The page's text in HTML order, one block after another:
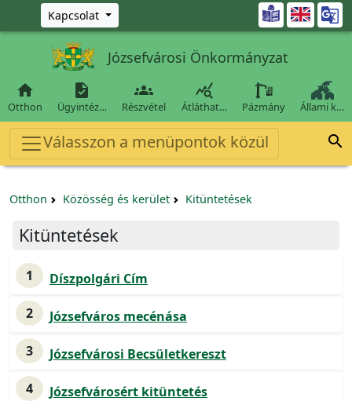
Ugrás a fő tartalomra
Kapcsolat 
Józsefvárosi Önkormányzat

Otthon

Ügyintéz…

Részvétel

Átláthat… Pázmány Állami k…
Válasszon a menüpontok közül 
Otthon Közösség és kerület Kitüntetések
Kitüntetések
1
Díszpolgári Cím
2
Józsefváros mecénása
3
Józsefvárosi Becsületkereszt
4
Józsefvárosért kitüntetés